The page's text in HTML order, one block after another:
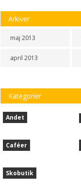
Arkiver
maj 2013
april 2013
Kategorier
Andet
Caféer
Skobutik